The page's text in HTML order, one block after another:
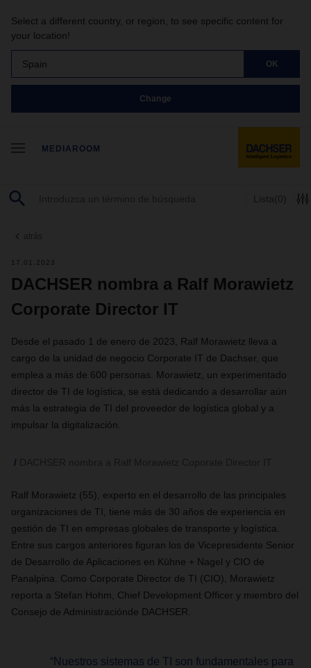
Select a different country, or region, to see specific content for
your location!
Spain OK
Change
MEDIAROOM
Lista (0)
atrás
17.01.2023
DACHSER nombra a Ralf Morawietz
Corporate Director IT
Desde el pasado 1 de enero de 2023, Ralf Morawietz lleva a
cargo de la unidad de negocio Corporate IT de Dachser, que
emplea a más de 600 personas. Morawietz, un experimentado
director de TI de logística, se está dedicando a desarrollar aún
más la estrategia de TI del proveedor de logística global y a
impulsar la digitalización.
Ralf Morawietz (55), experto en el desarrollo de las principales
organizaciones de TI, tiene más de 30 años de experiencia en
gestión de TI en empresas globales de transporte y logística.
Entre sus cargos anteriores figuran los de Vicepresidente Senior
de Desarrollo de Aplicaciones en Kühne + Nagel y CIO de
Panalpina. Como Corporate Director de TI (CIO), Morawietz
reporta a Stefan Hohm, Chief Development Officer y miembro del
Consejo de Administraciónde DACHSER.
“Nuestros sistemas de TI son fundamentales para